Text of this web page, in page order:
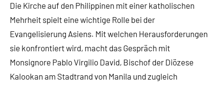
Die Kirche auf den Philippinen mit einer katholischen
Mehrheit spielt eine wichtige Rolle bei der
Evangelisierung Asiens. Mit welchen Herausforderungen
sie konfrontiert wird, macht das Gespräch mit
Monsignore Pablo Virgilio David, Bischof der Diözese
Kalookan am Stadtrand von Manila und zugleich